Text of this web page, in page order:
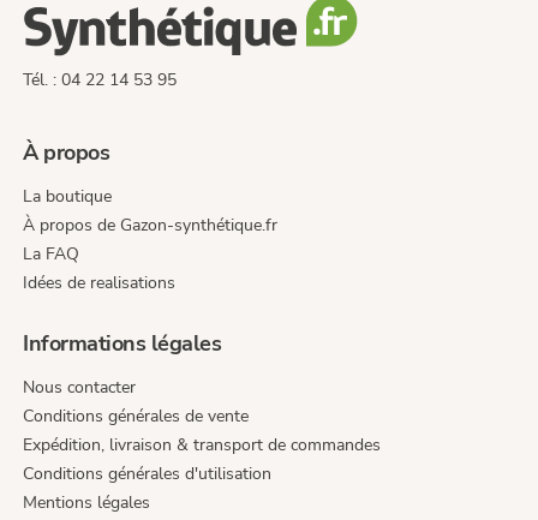
Tél. : 04 22 14 53 95
À propos
La boutique
À propos de Gazon-synthétique.fr
La FAQ
Idées de realisations
Informations légales
Nous contacter
Conditions générales de vente
Expédition, livraison & transport de commandes
Conditions générales d'utilisation
Mentions légales